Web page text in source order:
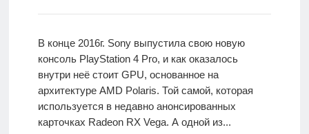
В конце 2016г. Sony выпустила свою новую
консоль PlayStation 4 Pro, и как оказалось
внутри неё стоит GPU, основанное на
архитектуре AMD Polaris. Той самой, которая
используется в недавно анонсированных
карточках Radeon RX Vega. А одной из...